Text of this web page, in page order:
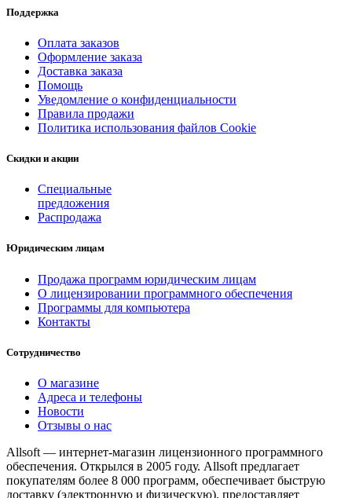
Поддержка
Оплата заказов
Оформление заказа
Доставка заказа
Помощь
Уведомление о конфиденциальности
Правила продажи
Политика использования файлов Cookie
Скидки и акции
Специальные
предложения
Распродажа
Юридическим лицам
Продажа программ юридическим лицам
О лицензировании программного обеспечения
Программы для компьютера
Контакты
Сотрудничество
О магазине
Адреса и телефоны
Новости
Отзывы о нас
Allsoft — интернет-магазин лицензионного программного
обеспечения. Открылся в 2005 году. Allsoft предлагает
покупателям более 8 000 программ, обеспечивает быструю
доставку (электронную и физическую), предоставляет